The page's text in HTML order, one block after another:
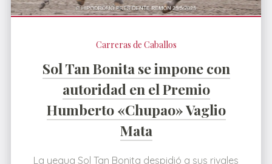
Carreras de Caballos
Sol Tan Bonita se impone con
autoridad en el Premio
Humberto «Chupao» Vaglio
Mata
La yegua Sol Tan Bonita despidió a sus rivales